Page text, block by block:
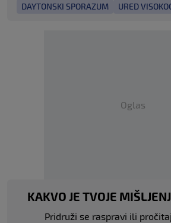
DAYTONSKI SPORAZUM URED
Oglas
KAKVO JE TVOJE
Pridruži se raspravi ili